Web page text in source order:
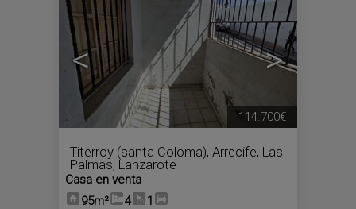
< >
Titerroy (santa Coloma), Arrecife, Las
Palmas, Lanzarote
Casa en venta
95m²
4 1
114.700€